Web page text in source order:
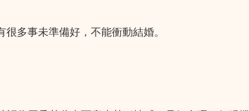
多事未準備好，不能衝動結婚。